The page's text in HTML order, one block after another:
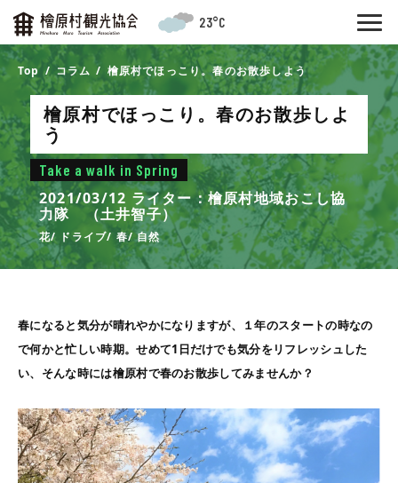
23°C
Top コラム 檜原村でほっこり。春のお散歩しよう
檜原村でほっこり。春のお散歩しよ
う
Take a walk in Spring
2021/03/12 ライター：檜原村地域おこし協
力隊 （土井智子）
花 ドライブ 春 自然
春になると気分が晴れやかになりますが、１年のスタートの時なの
で何かと忙しい時期。せめて1 日だけでも気分をリフレッシュした
い、そんな時には檜原村で春のお散歩してみませんか？